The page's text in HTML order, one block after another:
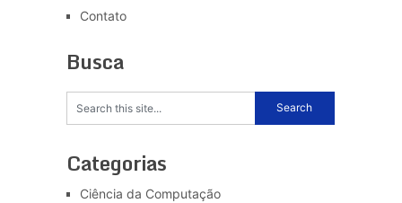
Contato
Busca
Categorias
Ciência da Computação